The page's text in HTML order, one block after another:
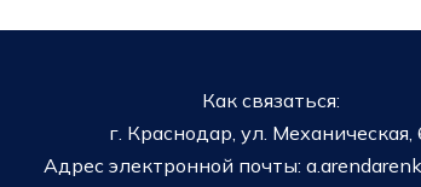
Как связаться:
г. Краснодар, ул. Механическая,
Адрес электронной почты: